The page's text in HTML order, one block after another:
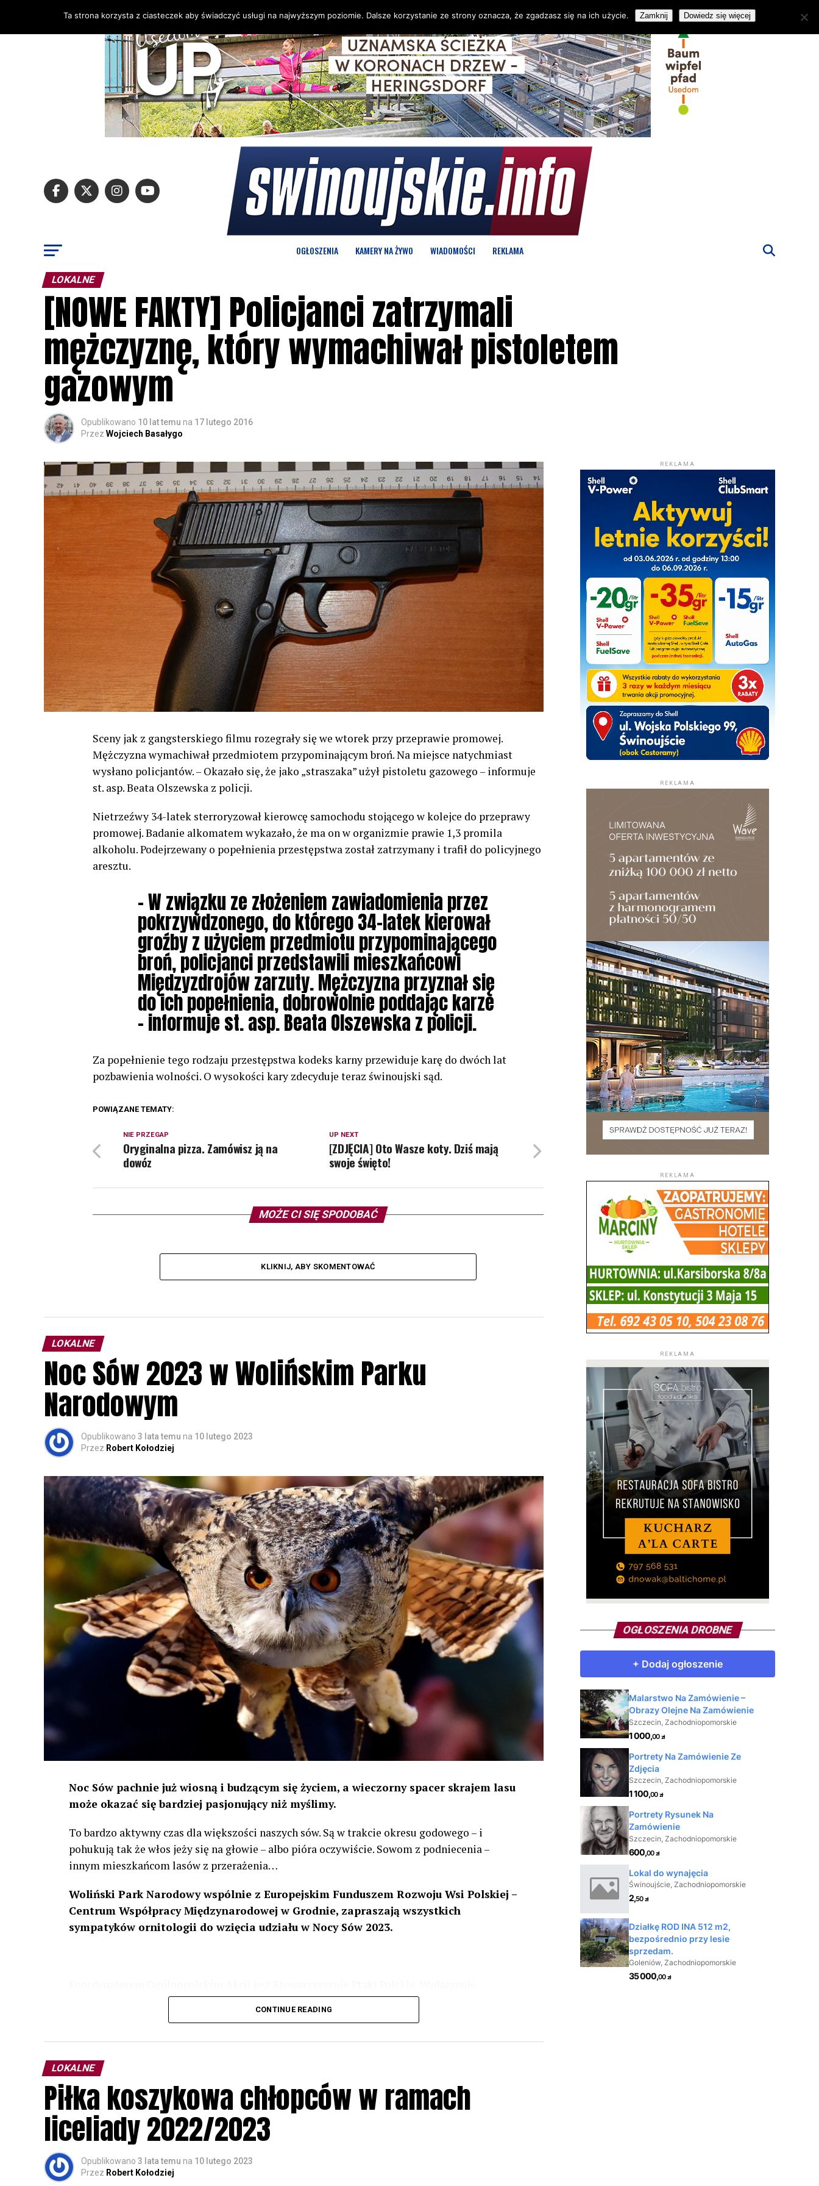
OGŁOSZENIA KAMERY NA ŻYWO WIADOMOŚCI REKLAMA
LOKALNE
[NOWE FAKTY] Policjanci zatrzymali
mężczyznę, który wymachiwał pistoletem
gazowym
Opublikowano 10 lat temu na 17 lutego 2016
Przez Wojciech Basałygo
Sceny jak z gangsterskiego filmu rozegrały się we wtorek przy przeprawie promowej.
Mężczyzna wymachiwał przedmiotem przypominającym broń. Na miejsce natychmiast
wysłano policjantów. – Okazało się, że jako „straszaka” użył pistoletu gazowego – informuje
st. asp. Beata Olszewska z policji.
Nietrzeźwy 34-latek sterroryzował kierowcę samochodu stojącego w kolejce do przeprawy
promowej. Badanie alkomatem wykazało, że ma on w organizmie prawie 1,3 promila
alkoholu. Podejrzewany o popełnienia przestępstwa został zatrzymany i trafił do policyjnego
aresztu.
– W związku ze złożeniem zawiadomienia przez
pokrzywdzonego, do którego 34-latek kierował
groźby z użyciem przedmiotu przypominającego
broń, policjanci przedstawili mieszkańcowi
Międzyzdrojów zarzuty. Mężczyzna przyznał się
do ich popełnienia, dobrowolnie poddając karze
– informuje st. asp. Beata Olszewska z policji.
Za popełnienie tego rodzaju przestępstwa kodeks karny przewiduje karę do dwóch lat
pozbawienia wolności. O wysokości kary zdecyduje teraz świnoujski sąd.
POWIĄZANE TEMATY:
UP NEXT
[ZDJĘCIA] Oto Wasze koty. Dziś mają
swoje święto!
NIE PRZEGAP
Oryginalna pizza. Zamówisz ją na
dowóz
MOŻE CI SIĘ SPODOBAĆ
KLIKNIJ, ABY SKOMENTOWAĆ
LOKALNE
Noc Sów 2023 w Wolińskim Parku
Narodowym
Opublikowano 3 lata temu na 10 lutego 2023
Przez Robert Kołodziej
Noc Sów pachnie już wiosną i budzącym się życiem, a wieczorny spacer skrajem lasu
może okazać się bardziej pasjonujący niż myślimy.
To bardzo aktywny czas dla większości naszych sów. Są w trakcie okresu godowego – i
pohukują tak że włos jeży się na głowie – albo pióra oczywiście. Sowom z podniecenia –
innym mieszkańcom lasów z przerażenia…
Woliński Park Narodowy wspólnie z Europejskim Funduszem Rozwoju Wsi Polskiej –
Centrum Współpracy Międzynarodowej w Grodnie, zapraszają wszystkich
sympatyków ornitologii do wzięcia udziału w Nocy Sów 2023.
odbędzie się w dniach24 i 25 lutego 2023 r. wg harmonogramu przedstawionego na
Wszystkich uczestników zapraszamy do udziału w Akcji, włączenia się w aktywne
rozpoznawanie głosów sów i wymianę doświadczeń przy grillu.Na wydarzenie obowiązują
zapisy.
CONTINUE READING
LOKALNE
Piłka koszykowa chłopców w ramach
liceliady 2022/2023
Opublikowano 3 lata temu na 10 lutego 2023
Przez Robert Kołodziej
REKLAMA
REKLAMA
REKLAMA
REKLAMA
OGŁOSZENIA DROBNE
Ta strona korzysta z ciasteczek aby świadczyć usługi na najwyższym poziomie. Dalsze korzystanie ze strony oznacza, że zgadzasz się na ich użycie. Zamknij Dowiedz się więcej